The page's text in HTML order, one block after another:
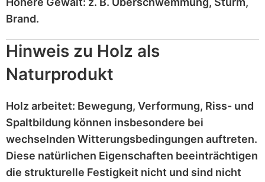
Brand.
Hinweis zu Holz als
Naturprodukt
Holz arbeitet: Bewegung, Verformung, Riss- und
Spaltbildung können insbesondere bei
wechselnden Witterungsbedingungen auftreten.
Diese natürlichen Eigenschaften beeinträchtigen
die strukturelle Festigkeit nicht und sind nicht